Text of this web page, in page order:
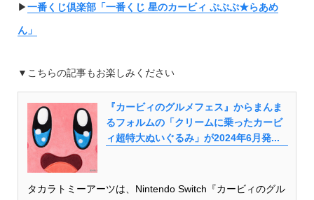
▶︎一番くじ倶楽部「一番くじ 星のカービィ ぷぷぷ★らあめ
ん」
▼こちらの記事もお楽しみください
『カービィのグルメフェス』からまんま
るフォルムの「クリームに乗ったカービ
ィ超特大ぬいぐるみ」が2024年6月発...
タカラトミーアーツは、Nintendo Switch『カービィのグル